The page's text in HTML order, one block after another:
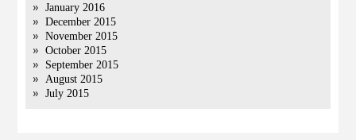
January 2016
December 2015
November 2015
October 2015
September 2015
August 2015
July 2015